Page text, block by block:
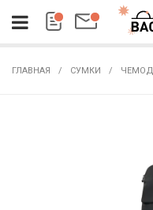
ГЛАВНАЯ СУМКИ